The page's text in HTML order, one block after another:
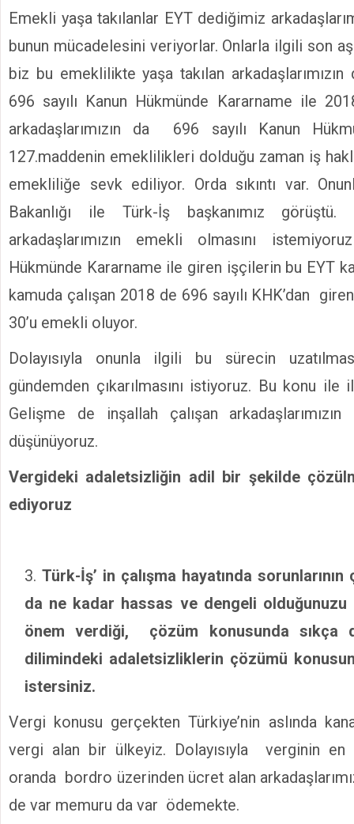
Emekli yaşa takılanlar EYT dediğimiz
bunun mücadelesini veriyorlar. Onlarla ilgili son
biz bu emeklilikte yaşa takılan
696 sayılı Kanun Hükmünde Kararname ile
arkadaşlarımızın da 696 sayılı Kanun
127.maddenin emeklilikleri dolduğu zaman iş
emekliliğe sevk ediliyor. Orda sıkıntı var.
Bakanlığı ile Türk-İş başkanımız
arkadaşlarımızın emekli olmasını
Hükmünde Kararname ile giren işçilerin bu EYT
kamuda çalışan 2018 de 696 sayılı KHK’dan
30’u emekli oluyor.
Dolayısıyla onunla ilgili bu sürecin
gündemden çıkarılmasını istiyoruz. Bu konu
Gelişme de inşallah çalışan
düşünüyoruz.
Vergideki adaletsizliğin adil bir şekilde
ediyoruz
Türk-İş’ in çalışma hayatında
da ne kadar hassas ve dengeli olduğunuzu
önem verdiği, çözüm konusunda sıkça
dilimindeki adaletsizliklerin çözümü
istersiniz.
Vergi konusu gerçekten Türkiye’nin aslında
vergi alan bir ülkeyiz. Dolayısıyla verginin en
oranda bordro üzerinden ücret alan
de var memuru da var ödemekte.